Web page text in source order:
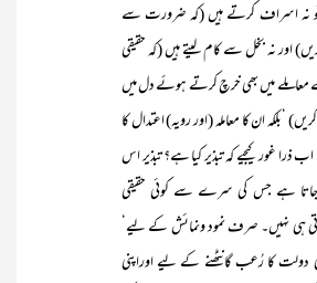
نہ اسراف کرتے ہیں (کہ ضرورت سے
اور نہ بخل سے کام لیتے ہیں (کہ حقیقی
میں بھی خرچ کرتے ہوئے دل میں
‘بلکہ ان کا معاملہ (اور رویہ) اعتدال کا
ذرا غور کیجیے کہ تبذیر کیا ہے؟ تبذیر اس
جاتا ہے جس کی سرے سے کوئی حقیقی
ہی نہیں۔ صرف نمود ونمائش کے لیے‘
دولت کا رُعب گانٹھنے کے لیے اوراپنی